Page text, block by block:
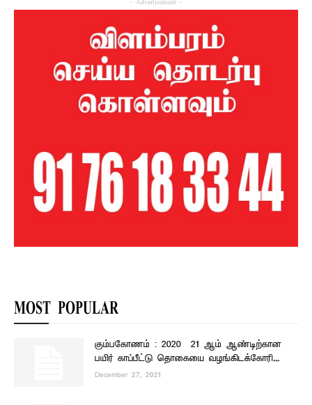
- Advertisement -
MOST POPULAR
கும்பகோணம் : 2020 – 21 ஆம் ஆண்டிற்கான
பயிர் காப்பீட்டு தொகையை வழங்கிடக்கோரி...
December 27, 2021